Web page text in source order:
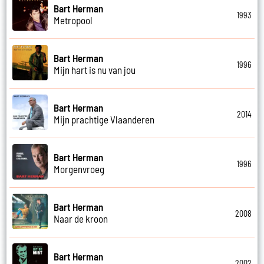
Bart Herman
Metropool
1993
Bart Herman
Mijn hart is nu van jou
1996
Bart Herman
Mijn prachtige Vlaanderen
2014
Bart Herman
Morgenvroeg
1996
Bart Herman
Naar de kroon
2008
Bart Herman